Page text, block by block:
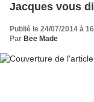
Jacques vous
Publié le 24/07/2014 à
Par Bee Made